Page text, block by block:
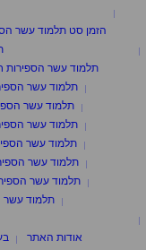
הזמן סט תלמוד עשר
תלמוד עשר הספירות
תלמוד עשר
תלמוד עשר
תלמוד עשר
תלמוד עשר
תלמוד עשר
תלמוד עשר
תלמוד עשר
אודות האתר